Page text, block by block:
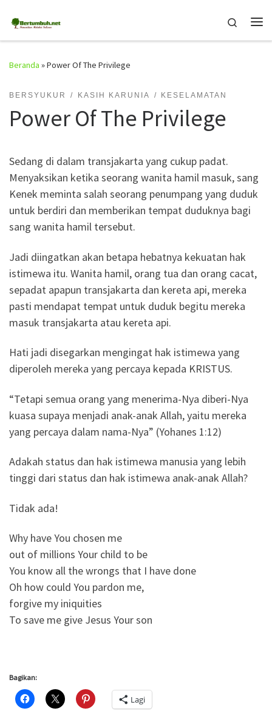
Skip to content
Search
Beranda »Power Of The Privilege
BERSYUKUR KASIH KARUNIA KESELAMATAN
Power Of The Privilege
Sedang di dalam transjakarta yang cukup padat.
Menyaksikan ketika seorang wanita hamil masuk, sang
Kenek meminta salah seorang penumpang yang duduk
untuk berdiri dan memberikan tempat duduknya bagi
sang wanita hamil tersebut.
Jadi diingatkan akan betapa hebatnya kekuatan hak
istimewa itu. Wanita hamil, orang tua dan orang cacat,
sepadat apapun transjakarta dan kereta api, mereka
pasti mendapat tempat untuk duduk begitu mereka
masuk transjakarta atau kereta api.
Hati jadi disegarkan mengingat hak istimewa yang
diperoleh mereka yang percaya kepada KRISTUS.
“Tetapi semua orang yang menerima-Nya diberi-Nya
kuasa supaya menjadi anak-anak Allah, yaitu mereka
yang percaya dalam nama-Nya” (Yohanes 1:12)
Adakah status dan hak istimewa manusia yang lebih
tinggi dari status dan hak istimewa anak-anak Allah?
Tidak ada!
Why have You chosen me
out of millions Your child to be
You know all the wrongs that I have done
Oh how could You pardon me,
forgive my iniquities
To save me give Jesus Your son
Bagikan:
Lagi